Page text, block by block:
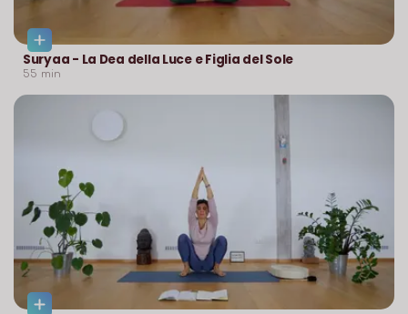
Suryaa - La Dea della Luce e Figlia del Sole
55 min